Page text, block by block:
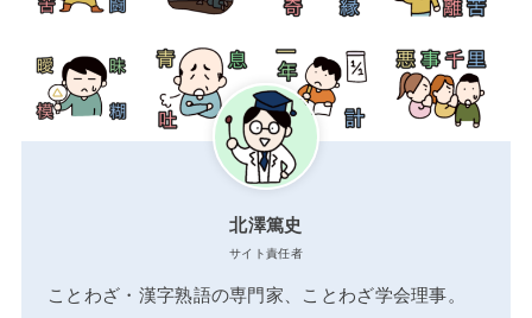
北澤篤史
サイト責任者
ことわざ・漢字熟語の専門家、ことわざ学会理事。